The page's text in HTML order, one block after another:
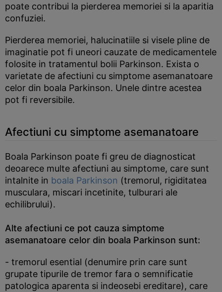
poate contribui la pierderea memoriei si la aparitia
confuziei.
Pierderea memoriei, halucinatiile si visele pline de
imaginatie pot fi uneori cauzate de medicamentele
folosite in tratamentul bolii Parkinson. Exista o
varietate de afectiuni cu simptome asemanatoare
celor din boala Parkinson. Unele dintre acestea
pot fi reversibile.
Afectiuni cu simptome asemanatoare
Boala Parkinson poate fi greu de diagnosticat
deoarece multe afectiuni au simptome, care sunt
intalnite in boala Parkinson (tremorul, rigiditatea
musculara, miscari incetinite, tulburari ale
echilibrului).
Alte afectiuni ce pot cauza simptome
asemanatoare celor din boala Parkinson sunt:
- tremorul esential (denumire prin care sunt
grupate tipurile de tremor fara o semnificatie
patologica aparenta si indeosebi ereditare), care